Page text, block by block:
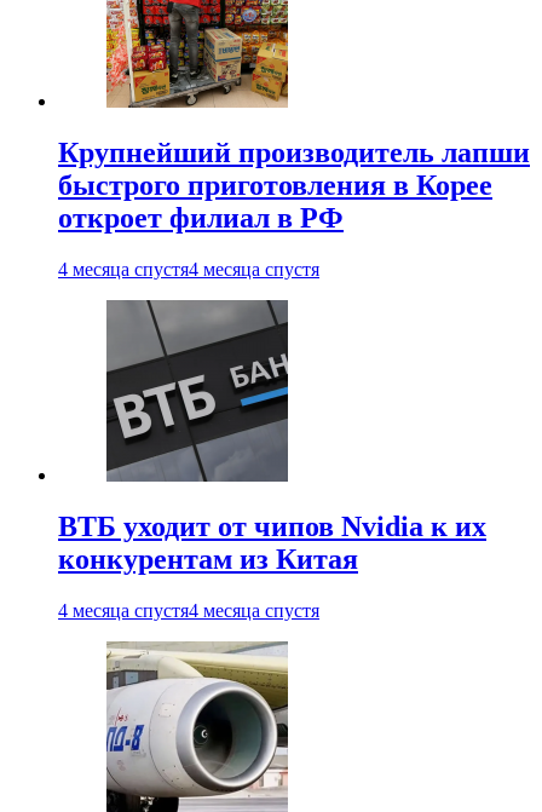
Крупнейший производитель лапши
быстрого приготовления в Корее
откроет филиал в РФ
4 месяца спустя4 месяца спустя
ВТБ уходит от чипов Nvidia к их
конкурентам из Китая
4 месяца спустя4 месяца спустя